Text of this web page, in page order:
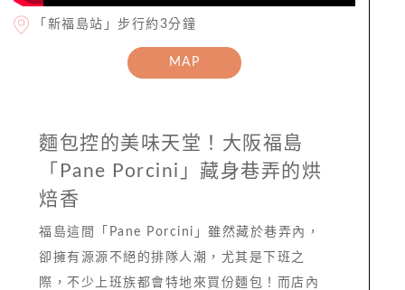
「新福島站」步行約3分鐘
MAP
麵包控的美味天堂！大阪福島
「Pane Porcini」藏身巷弄的烘
焙香
福島這間「Pane Porcini」雖然藏於巷弄內，
卻擁有源源不絕的排隊人潮，尤其是下班之
際，不少上班族都會特地來買份麵包！而店內